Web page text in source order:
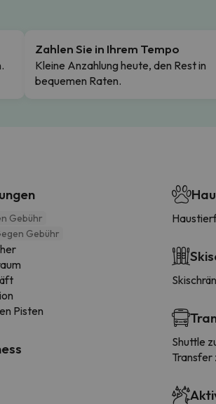
Zahlen Sie in Ihrem Tempo
Kleine Anzahlung heute, den Rest in
bequemen Raten.
Gebühr
Gebühr
Pisten
Shuttle
Transfer